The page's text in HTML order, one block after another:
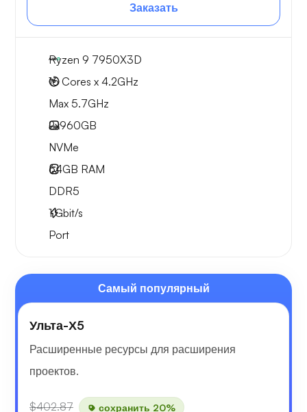
Заказать
Ryzen 9 7950X3D
16 Cores x 4.2GHz
Max 5.7GHz
2x960GB
NVMe
64GB RAM
DDR5
1Gbit/s
Port
Самый популярный
Ульта-Х5
Расширенные ресурсы для расширения
проектов.
$402.87 сохранить 20%